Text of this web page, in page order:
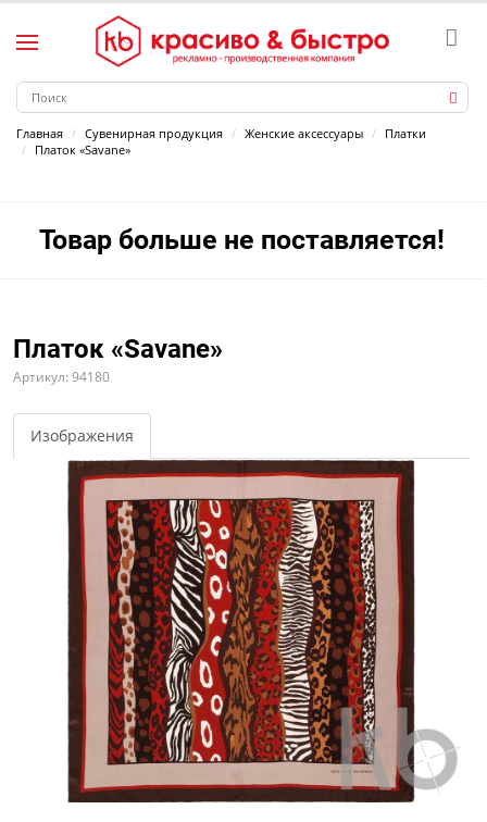
Главная Сувенирная продукция Женские аксессуары
Платки
Платок «Savane»
Товар больше не поставляется!
Платок «Savane»
Артикул: 94180
Изображения